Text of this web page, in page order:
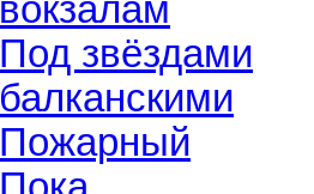
вокзалам
Под звёздами
балканскими
Пожарный